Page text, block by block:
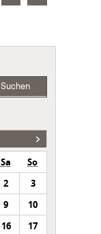
Suchen
Sa
So
2
3
9
10
16
17